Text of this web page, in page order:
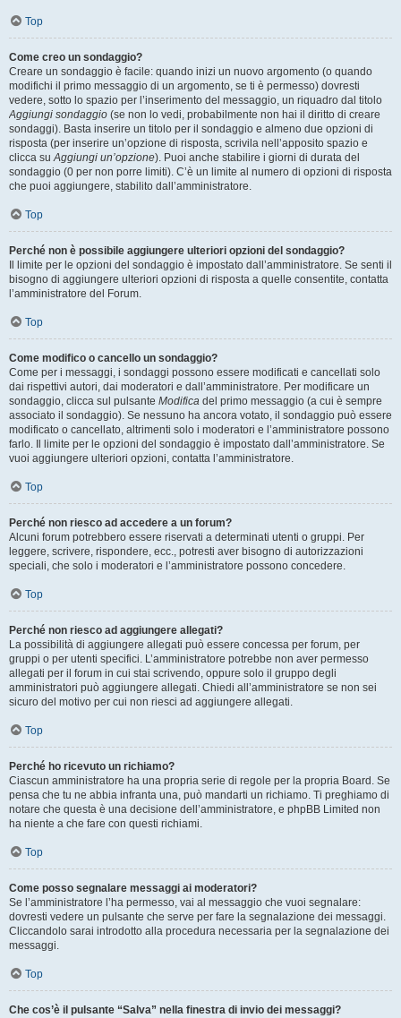
Top
Come creo un sondaggio?
Creare un sondaggio è facile: quando inizi un nuovo argomento (o quando
modifichi il primo messaggio di un argomento, se ti è permesso) dovresti
vedere, sotto lo spazio per l’inserimento del messaggio, un riquadro dal titolo
Aggiungi sondaggio (se non lo vedi, probabilmente non hai il diritto di creare
sondaggi). Basta inserire un titolo per il sondaggio e almeno due opzioni di
risposta (per inserire un’opzione di risposta, scrivila nell’apposito spazio e
clicca suAggiungi un’opzione). Puoi anche stabilire i giorni di durata del
sondaggio (0 per non porre limiti). C’è un limite al numero di opzioni di risposta
che puoi aggiungere, stabilito dall’amministratore.
Top
Perché non è possibile aggiungere ulteriori opzioni del sondaggio?
Il limite per le opzioni del sondaggio è impostato dall’amministratore. Se senti il
bisogno di aggiungere ulteriori opzioni di risposta a quelle consentite, contatta
l’amministratore del Forum.
Top
Come modifico o cancello un sondaggio?
Come per i messaggi, i sondaggi possono essere modificati e cancellati solo
dai rispettivi autori, dai moderatori e dall’amministratore. Per modificare un
sondaggio, clicca sul pulsante Modifica del primo messaggio (a cui è sempre
associato il sondaggio). Se nessuno ha ancora votato, il sondaggio può essere
modificato o cancellato, altrimenti solo i moderatori e l’amministratore possono
farlo. Il limite per le opzioni del sondaggio è impostato dall’amministratore. Se
vuoi aggiungere ulteriori opzioni, contatta l’amministratore.
Top
Perché non riesco ad accedere a un forum?
Alcuni forum potrebbero essere riservati a determinati utenti o gruppi. Per
leggere, scrivere, rispondere, ecc., potresti aver bisogno di autorizzazioni
speciali, che solo i moderatori e l’amministratore possono concedere.
Top
Perché non riesco ad aggiungere allegati?
La possibilità di aggiungere allegati può essere concessa per forum, per
gruppi o per utenti specifici. L’amministratore potrebbe non aver permesso
allegati per il forum in cui stai scrivendo, oppure solo il gruppo degli
amministratori può aggiungere allegati. Chiedi all’amministratore se non sei
sicuro del motivo per cui non riesci ad aggiungere allegati.
Top
Perché ho ricevuto un richiamo?
Ciascun amministratore ha una propria serie di regole per la propria Board. Se
pensa che tu ne abbia infranta una, può mandarti un richiamo. Ti preghiamo di
notare che questa è una decisione dell’amministratore, e phpBB Limited non
ha niente a che fare con questi richiami.
Top
Come posso segnalare messaggi ai moderatori?
Se l’amministratore l’ha permesso, vai al messaggio che vuoi segnalare:
dovresti vedere un pulsante che serve per fare la segnalazione dei messaggi.
Cliccandolo sarai introdotto alla procedura necessaria per la segnalazione dei
messaggi.
Top
Che cos’è il pulsante “Salva” nella finestra di invio dei messaggi?